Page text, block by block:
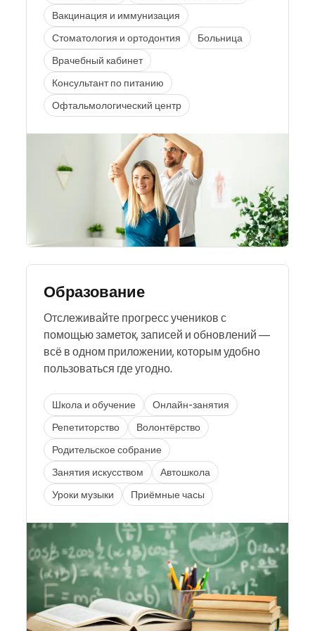
Вакцинация и иммунизация
Стоматология и ортодонтия
Больница
Врачебный кабинет
Консультант по питанию
Офтальмологический центр
Образование
Отслеживайте прогресс учеников с
помощью заметок, записей и обновлений —
всё в одном приложении, которым удобно
пользоваться где угодно.
Школа и обучение
Онлайн-занятия
Репетиторство
Волонтёрство
Родительское собрание
Занятия искусством
Автошкола
Уроки музыки
Приёмные часы